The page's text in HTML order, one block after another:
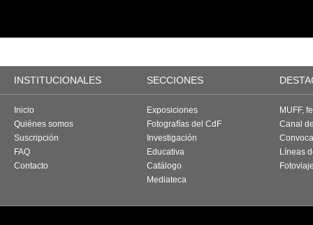
INSTITUCIONALES SECCIONES
Inicio
Quiénes somos
Suscripción
FAQ
Contacto
Exposiciones
Fotografías del CdF
Investigación
Educativa
Catálogo
Mediateca
MUFF,
Canal
Líneas